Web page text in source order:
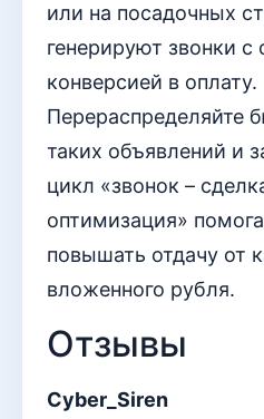
или на посадочных
генерируют звонки
конверсией в оплату.
Перераспределяйте
таких объявлений и
цикл «звонок –
оптимизация»
повышать отдачу от
вложенного рубля.
Отзывы
Cyber_Siren